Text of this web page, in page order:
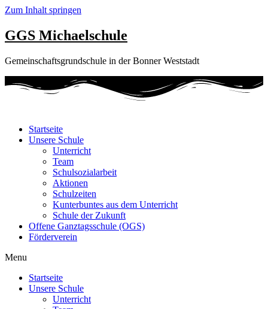
Zum Inhalt springen
GGS Michaelschule
Gemeinschaftsgrundschule in der Bonner Weststadt
Startseite
Unsere Schule
Unterricht
Team
Schulsozialarbeit
Aktionen
Schulzeiten
Kunterbuntes aus dem Unterricht
Schule der Zukunft
Offene Ganztagsschule (OGS)
Förderverein
Menu
Startseite
Unsere Schule
Unterricht